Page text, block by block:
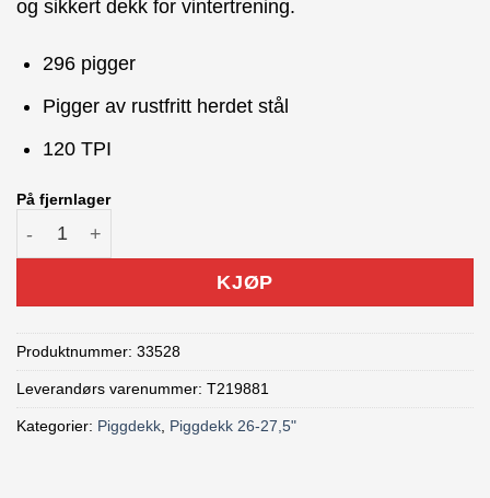
og sikkert dekk for vintertrening.
296 pigger
Pigger av rustfritt herdet stål
120 TPI
På fjernlager
Suomi Extreme 26x2,1" piggdekk antall
KJØP
Produktnummer: 33528
Leverandørs varenummer: T219881
Kategorier: Piggdekk Piggdekk 26-27,5"